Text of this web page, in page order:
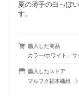
夏の薄手の白っぽ
す。
購入した商品
カラー/ホワイト、サ
購入したストア
マルフク福本繊維